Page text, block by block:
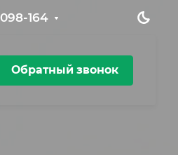
164
Обратный звонок